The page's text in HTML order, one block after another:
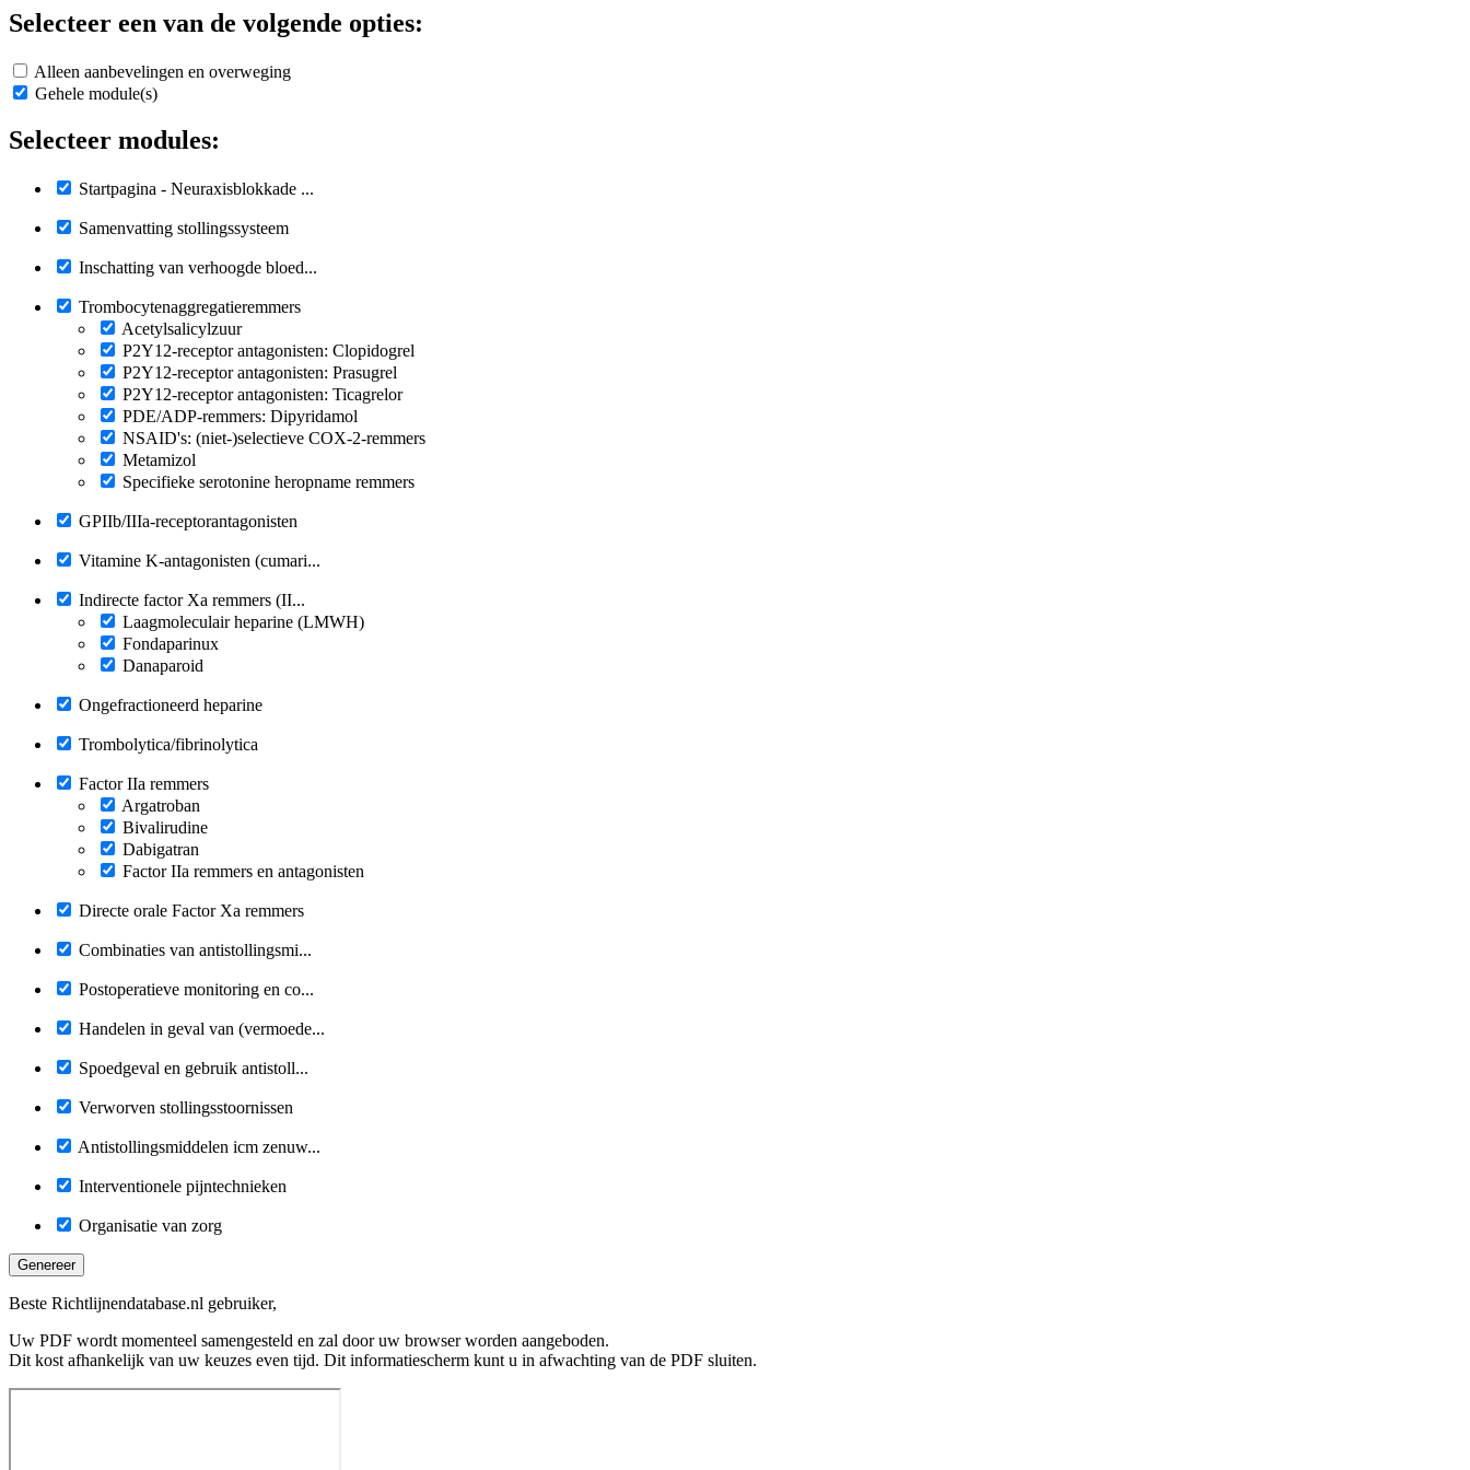
Selecteer een van de volgende opties:
Alleen aanbevelingen en overweging
Gehele module(s)
Selecteer modules:
Startpagina - Neuraxisblokkade ...
Samenvatting stollingssysteem
Inschatting van verhoogde bloed...
Trombocytenaggregatieremmers
Acetylsalicylzuur
P2Y12-receptor antagonisten: Clopidogrel
P2Y12-receptor antagonisten: Prasugrel
P2Y12-receptor antagonisten: Ticagrelor
PDE/ADP-remmers: Dipyridamol
NSAID's: (niet-)selectieve COX-2-remmers
Metamizol
Specifieke serotonine heropname remmers
GPIIb/IIIa-receptorantagonisten
Vitamine K-antagonisten (cumari...
Indirecte factor Xa remmers (II...
Laagmoleculair heparine (LMWH)
Fondaparinux
Danaparoid
Ongefractioneerd heparine
Trombolytica/fibrinolytica
Factor IIa remmers
Argatroban
Bivalirudine
Dabigatran
Factor IIa remmers en antagonisten
Directe orale Factor Xa remmers
Combinaties van antistollingsmi...
Postoperatieve monitoring en co...
Handelen in geval van (vermoede...
Spoedgeval en gebruik antistoll...
Verworven stollingsstoornissen
Antistollingsmiddelen icm zenuw...
Interventionele pijntechnieken
Organisatie van zorg
Genereer
Beste Richtlijnendatabase.nl gebruiker,
Uw PDF wordt momenteel samengesteld en zal door uw browser worden aangeboden.
Dit kost afhankelijk van uw keuzes even tijd. Dit informatiescherm kunt u in afwachting van de PDF sluiten.